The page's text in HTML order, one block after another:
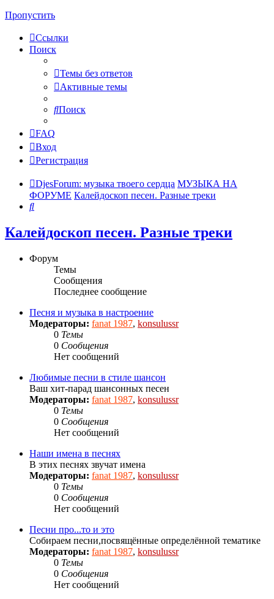
Пропустить
Ссылки
Поиск
Темы без ответов
Активные темы
Поиск
FAQ
Вход
Регистрация
DjesForum: музыка твоего сердца МУЗЫКА НА
ФОРУМЕ Калейдоскоп песен. Разные треки
Поиск
Калейдоскоп песен. Разные треки
Форум
Темы
Сообщения
Последнее сообщение
Песня и музыка в настроение
Модераторы: fanat 1987, konsulussr
0 Темы
0 Сообщения
Нет сообщений
Любимые песни в стиле шансон
Ваш хит-парад шансонных песен
Модераторы: fanat 1987, konsulussr
0 Темы
0 Сообщения
Нет сообщений
Наши имена в песнях
В этих песнях звучат имена
Модераторы: fanat 1987, konsulussr
0 Темы
0 Сообщения
Нет сообщений
Песни про...то и это
Собираем песни,посвящённые определённой тематике
Модераторы: fanat 1987, konsulussr
0 Темы
0 Сообщения
Нет сообщений